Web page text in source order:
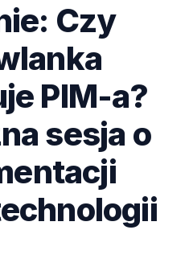
Czy
PIM-a?
sesja o